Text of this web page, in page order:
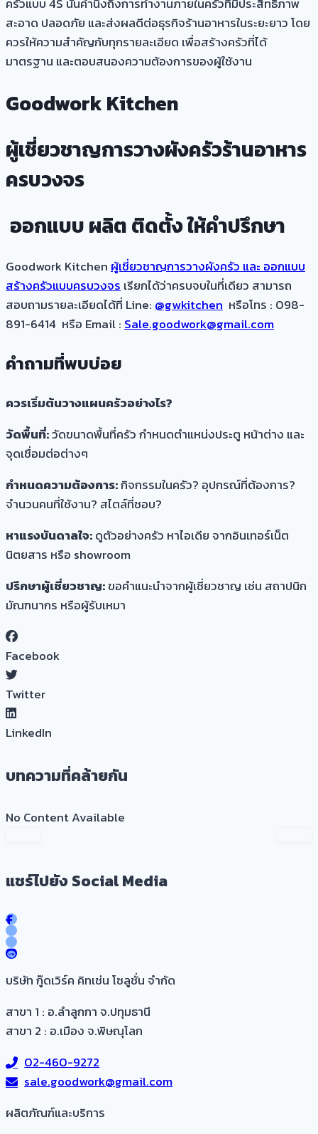
ครัวแบบ 4S นั้นคำนึงถึงการทำงานภายในครัวที่มีประสิทธิภาพ
สะอาด ปลอดภัย และส่งผลดีต่อธุรกิจร้านอาหารในระยะยาว โดย
ควรให้ความสำคัญกับทุกรายละเอียด เพื่อสร้างครัวที่ได้
มาตรฐาน และตอบสนองความต้องการของผู้ใช้งาน
Goodwork Kitchen
ผู้เชี่ยวชาญการวางผังครัวร้านอาหาร
ครบวงจร
ออกแบบ ผลิต ติดตั้ง ให้คำปรึกษา
Goodwork Kitchenผู้เชี่ยวชาญการวางผังครัว และ ออกแบบ
สร้างครัวแบบครบวงจรเรียกได้ว่าครบจบในที่เดียว สามารถ
สอบถามรายละเอียดได้ที่ Line:@gwkitchen หรือโทร : 098-
891-6414 หรือ Email :Sale.goodwork@gmail.com
คำถามที่พบบ่อย
ควรเริ่มต้นวางแผนครัวอย่างไร?
วัดพื้นที่:วัดขนาดพื้นที่ครัว กำหนดตำแหน่งประตู หน้าต่าง และ
จุดเชื่อมต่อต่างๆ
กำหนดความต้องการ:กิจกรรมในครัว? อุปกรณ์ที่ต้องการ?
จำนวนคนที่ใช้งาน? สไตล์ที่ชอบ?
หาแรงบันดาลใจ:ดูตัวอย่างครัว หาไอเดีย จากอินเทอร์เน็ต
นิตยสาร หรือ showroom
ปรึกษาผู้เชี่ยวชาญ:ขอคำแนะนำจากผู้เชี่ยวชาญ เช่น สถาปนิก
มัณฑนากร หรือผู้รับเหมา
Facebook
Twitter
LinkedIn
บทความที่คล้ายกัน
No Content Available
แชร์ไปยัง Social Media
บริษัท กู๊ดเวิร์ค คิทเช่น โซลูชั่น จำกัด
สาขา 1 : อ.ลำลูกกา จ.ปทุมธานี
สาขา 2 : อ.เมือง จ.พิษณุโลก
02-460-9272
sale.goodwork@gmail.com
ผลิตภัณฑ์และบริการ​